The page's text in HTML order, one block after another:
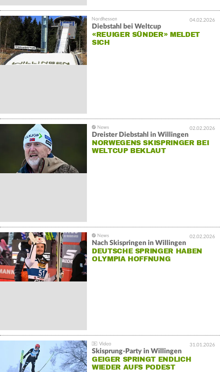
04.02.2026
Diebstahl bei Weltcup
«REUIGER SÜNDER» MELDET
SICH
02.02.2026
Dreister Diebstahl in Willingen
NORWEGENS SKISPRINGER BEI
WELTCUP BEKLAUT
02.02.2026
Nach Skispringen in Willingen
DEUTSCHE SPRINGER HABEN
OLYMPIA HOFFNUNG
31.01.2026
Skisprung-Party in Willingen
GEIGER SPRINGT ENDLICH
WIEDER AUFS PODEST